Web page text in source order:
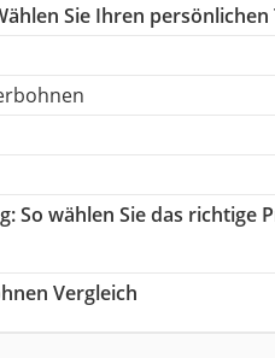
Sie Ihren
: So wählen Sie das richtige
Vergleich